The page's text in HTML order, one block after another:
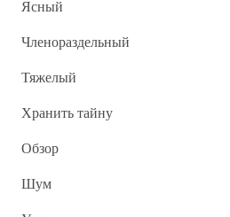
Ясный
Членораздельный
Тяжелый
Хранить тайну
Обзор
Шум